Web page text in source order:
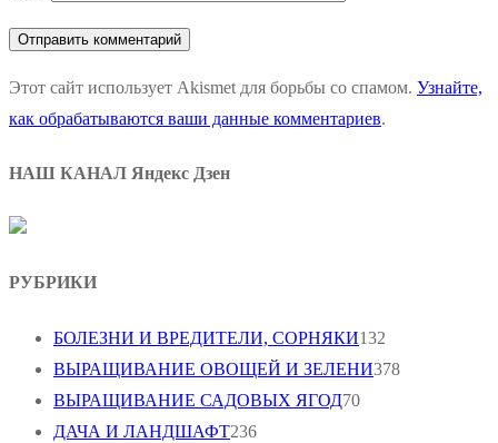
Этот сайт использует Akismet для борьбы со спамом. Узнайте,
как обрабатываются ваши данные комментариев.
НАШ КАНАЛ Яндекс Дзен
РУБРИКИ
БОЛЕЗНИ И ВРЕДИТЕЛИ, СОРНЯКИ132
ВЫРАЩИВАНИЕ ОВОЩЕЙ И ЗЕЛЕНИ378
ВЫРАЩИВАНИЕ САДОВЫХ ЯГОД70
ДАЧА И ЛАНДШАФТ236